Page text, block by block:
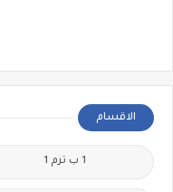
الاقسام
1 ب ترم 1